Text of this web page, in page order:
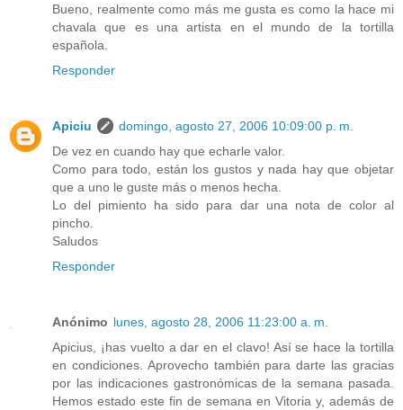
Bueno, realmente como más me gusta es como la hace mi
chavala que es una artista en el mundo de la tortilla
española.
Responder
Apiciu
domingo, agosto 27, 2006 10:09:00 p. m.
De vez en cuando hay que echarle valor.
Como para todo, están los gustos y nada hay que objetar
que a uno le guste más o menos hecha.
Lo del pimiento ha sido para dar una nota de color al
pincho.
Saludos
Responder
Anónimo lunes, agosto 28, 2006 11:23:00 a. m.
Apicius, ¡has vuelto a dar en el clavo! Así se hace la tortilla
en condiciones. Aprovecho también para darte las gracias
por las indicaciones gastronómicas de la semana pasada.
Hemos estado este fin de semana en Vitoria y, además de